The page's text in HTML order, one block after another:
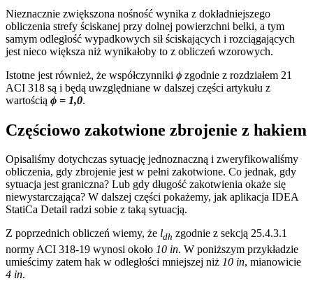
Nieznacznie zwiększona nośność wynika z dokładniejszego
obliczenia strefy ściskanej przy dolnej powierzchni belki, a tym
samym odległość wypadkowych sił ściskających i rozciągających
jest nieco większa niż wynikałoby to z obliczeń wzorowych.
Istotne jest również, że współczynniki ϕ zgodnie z rozdziałem 21
ACI 318 są i będą uwzględniane w dalszej części artykułu z
wartością ϕ = 1,0.
Częściowo zakotwione zbrojenie z hakiem
Opisaliśmy dotychczas sytuację jednoznaczną i zweryfikowaliśmy
obliczenia, gdy zbrojenie jest w pełni zakotwione. Co jednak, gdy
sytuacja jest graniczna? Lub gdy długość zakotwienia okaże się
niewystarczająca? W dalszej części pokażemy, jak aplikacja IDEA
StatiCa Detail radzi sobie z taką sytuacją.
Z poprzednich obliczeń wiemy, że ldh zgodnie z sekcją 25.4.3.1
normy ACI 318-19 wynosi około 10 in. W poniższym przykładzie
umieścimy zatem hak w odległości mniejszej niż 10 in, mianowicie
4 in.